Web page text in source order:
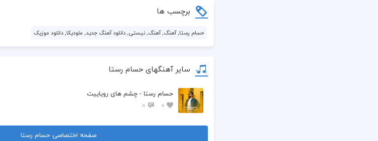
برچسب ها
حسام رستا, آهنگ, آهنگ, نیستی, دانلود آهنگ جدید, ملودیکا, دانلود موزیک
سایر آهنگهای حسام رستا
حسام رستا - چشم های رویاییت
0
0
صفحه اختصاصی حسام رستا